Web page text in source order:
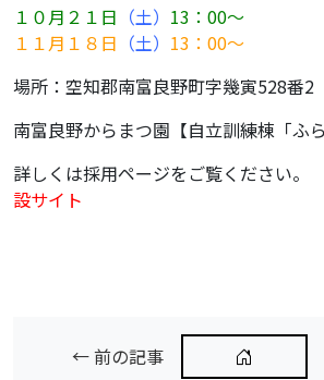
こざくら園
なんぷ〜香房
一味園
お知らせ
１０月２１日 （土） 13：00～
１１月１８日 （土） 13：00～
場所：空知郡南富良野町字幾寅528番2
南富良野からまつ園【自立訓練棟「ふ
詳しくは採用ページをご覧ください
設サイト
← 前の記事